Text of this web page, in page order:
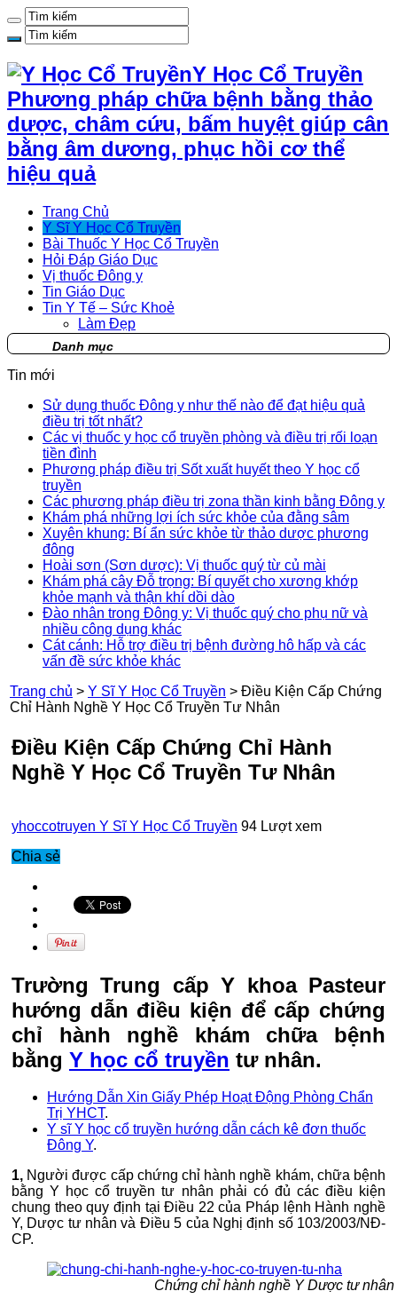
Y Học Cổ Truyền
Phương pháp chữa bệnh bằng thảo
dược, châm cứu, bấm huyệt giúp cân
bằng âm dương, phục hồi cơ thể
hiệu quả
Trang Chủ
Y Sĩ Y Học Cổ Truyền
Bài Thuốc Y Học Cổ Truyền
Hỏi Đáp Giáo Dục
Vị thuốc Đông y
Tin Giáo Dục
Tin Y Tế – Sức Khoẻ
Làm Đẹp
Danh mục
Tin mới
Sử dụng thuốc Đông y như thế nào để đạt hiệu quả
điều trị tốt nhất?
Các vị thuốc y học cổ truyền phòng và điều trị rối loạn
tiền đình
Phương pháp điều trị Sốt xuất huyết theo Y học cổ
truyền
Các phương pháp điều trị zona thần kinh bằng Đông y
Khám phá những lợi ích sức khỏe của đằng sâm
Xuyên khung: Bí ẩn sức khỏe từ thảo dược phương
đông
Hoài sơn (Sơn dược): Vị thuốc quý từ củ mài
Khám phá cây Đỗ trọng: Bí quyết cho xương khớp
khỏe mạnh và thận khí dồi dào
Đào nhân trong Đông y: Vị thuốc quý cho phụ nữ và
nhiều công dụng khác
Cát cánh: Hỗ trợ điều trị bệnh đường hô hấp và các
vấn đề sức khỏe khác
Trang chủ > Y Sĩ Y Học Cổ Truyền > Điều Kiện Cấp Chứng
Chỉ Hành Nghề Y Học Cổ Truyền Tư Nhân
Điều Kiện Cấp Chứng Chỉ Hành
Nghề Y Học Cổ Truyền Tư Nhân
yhoccotruyen Y Sĩ Y Học Cổ Truyền 94 Lượt xem
Chia sẻ
Trường Trung cấp Y khoa Pasteur
hướng dẫn điều kiện để cấp chứng
chỉ hành nghề khám chữa bệnh
bằng Y học cổ truyền tư nhân.
Hướng Dẫn Xin Giấy Phép Hoạt Động Phòng Chẩn
Trị YHCT.
Y sĩ Y học cổ truyền hướng dẫn cách kê đơn thuốc
Đông Y.
1, Người được cấp chứng chỉ hành nghề khám, chữa bệnh
bằng Y học cổ truyền tư nhân phải có đủ các điều kiện
chung theo quy định tại Điều 22 của Pháp lệnh Hành nghề
Y, Dược tư nhân và Điều 5 của Nghị định số 103/2003/NĐ-
CP.
Chứng chỉ hành nghề Y Dược tư nhân